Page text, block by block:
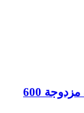
صانعة الوافل( غوفري) الكهربائية بحجرة مزدوجة 600